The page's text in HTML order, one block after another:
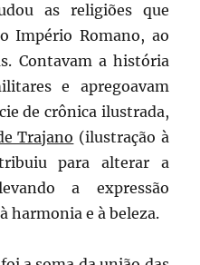
as religiões que
Império Romano, ao
Contavam a história
e apregoavam
de crônica ilustrada,
Trajano (ilustração à
para alterar a
a expressão
harmonia e à beleza.